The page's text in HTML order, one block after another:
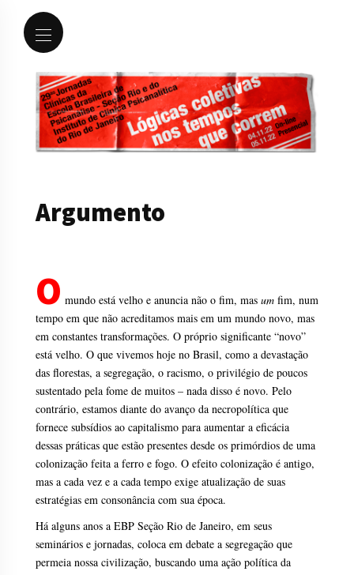
Argumento
O mundo está velho e anuncia não o fim, mas um fim, num
tempo em que não acreditamos mais em um mundo novo, mas
em constantes transformações. O próprio significante “novo”
está velho. O que vivemos hoje no Brasil, como a devastação
das florestas, a segregação, o racismo, o privilégio de poucos
sustentado pela fome de muitos – nada disso é novo. Pelo
contrário, estamos diante do avanço da necropolítica que
fornece subsídios ao capitalismo para aumentar a eficácia
dessas práticas que estão presentes desde os primórdios de uma
colonização feita a ferro e fogo. O efeito colonização é antigo,
mas a cada vez e a cada tempo exige atualização de suas
estratégias em consonância com sua época.
Há alguns anos a EBP Seção Rio de Janeiro, em seus
seminários e jornadas, coloca em debate a segregação que
permeia nossa civilização, buscando uma ação política da